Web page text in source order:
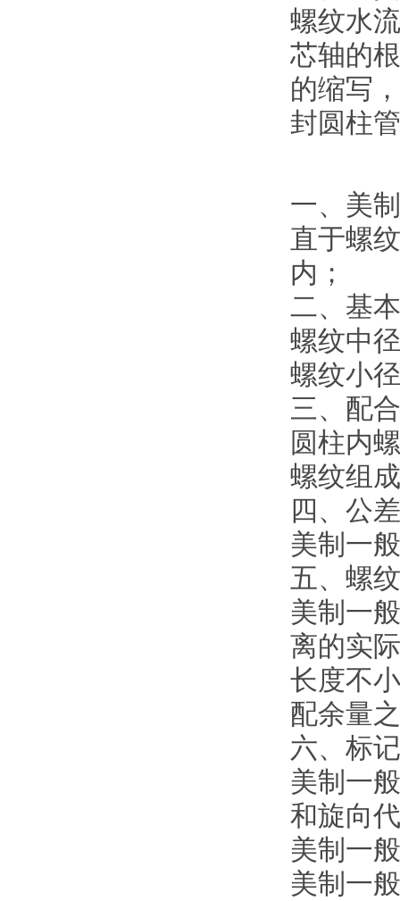
螺纹水
芯轴的
的缩写
封圆柱
一、美
直于螺
内；
二、基
螺纹中
螺纹小
三、配
圆柱内
螺纹组
四、公差
美制一
五、螺
美制一
离的实
长度不
配余量
六、标记
美制一
和旋向
美制一
美制一